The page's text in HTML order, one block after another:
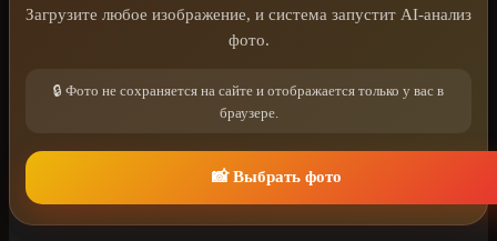
Загрузите любое изображение, и система запустит AI-анализ
фото.
🔒 Фото не сохраняется на сайте и отображается только у вас в
браузере.
📸 Выбрать фото